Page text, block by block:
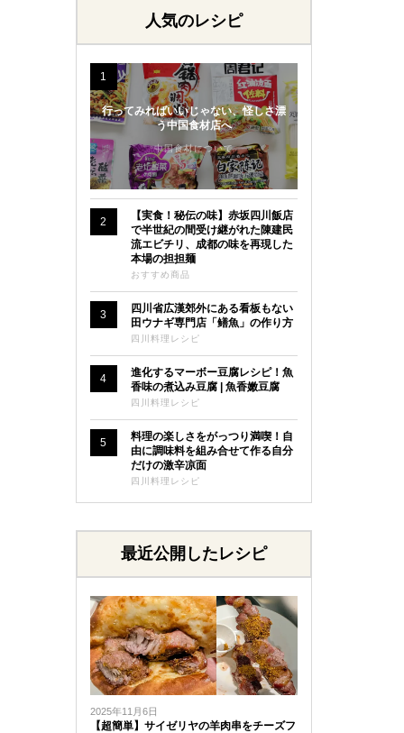
人気のレシピ
1
行ってみればいいじゃない、怪しさ漂
う中国食材店へ
中国食材について
2
【実食！秘伝の味】赤坂四川飯店
で半世紀の間受け継がれた陳建民
流エビチリ、成都の味を再現した
本場の担担麺
おすすめ商品
3
四川省広漢郊外にある看板もない
田ウナギ専門店「鳝魚」の作り方
四川料理レシピ
4
進化するマーボー豆腐レシピ！魚
香味の煮込み豆腐 | 魚香嫩豆腐
四川料理レシピ
5
料理の楽しさをがっつり満喫！自
由に調味料を組み合せて作る自分
だけの激辛凉面
四川料理レシピ
最近公開したレシピ
2025年11月6日
【超簡単】サイゼリヤの羊肉串をチーズフ